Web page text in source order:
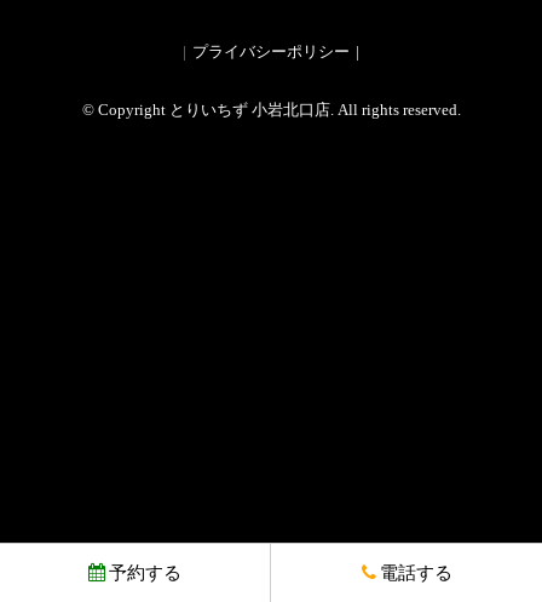
プライバシーポリシー
© Copyright とりいちず 小岩北口店. All rights reserved.
予約する 電話する